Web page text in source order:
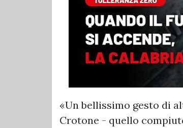
«Un bellissimo gesto di
Crotone - quello